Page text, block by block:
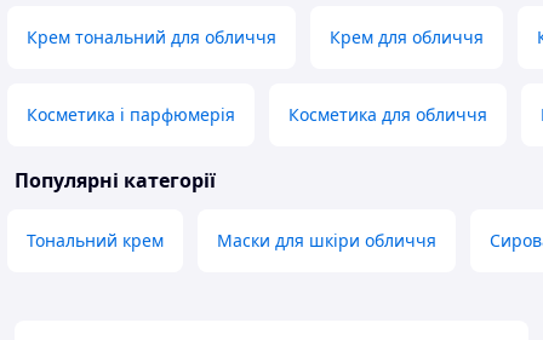
Крем тональний для обличчя Крем для обличчя
Косметика і парфюмерія Косметика для обличчя
Популярні категорії
Тональний крем Маски для шкіри обличчя